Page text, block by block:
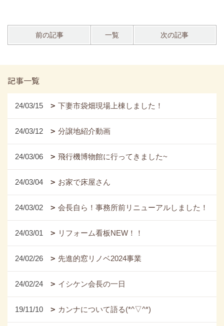
前の記事 一覧 次の記事
記事一覧
24/03/15 下妻市袋畑現場上棟しました！
24/03/12 分譲地紹介動画
24/03/06 飛行機博物館に行ってきました~
24/03/04 お家で床屋さん
24/03/02 会長自ら！事務所前リニューアルしました！
24/03/01 リフォーム看板NEW！！
24/02/26 先進的窓リノベ2024事業
24/02/24 イシケン会長の一日
19/11/10 カンナについて語る(*^▽^*)